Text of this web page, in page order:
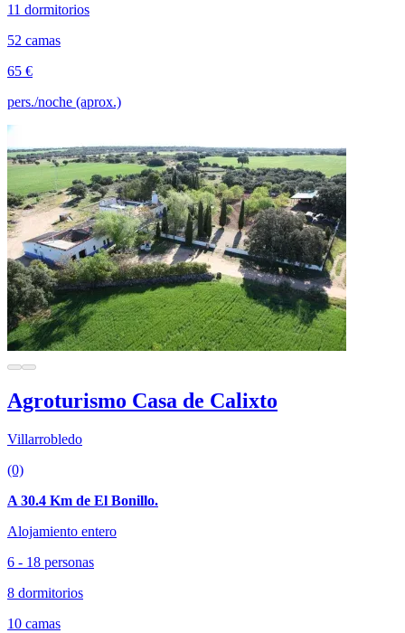
11 dormitorios
52 camas
65 €
pers./noche (aprox.)
Agroturismo Casa de Calixto
Villarrobledo
(0)
A 30.4 Km de El Bonillo.
Alojamiento entero
6 - 18 personas
8 dormitorios
10 camas